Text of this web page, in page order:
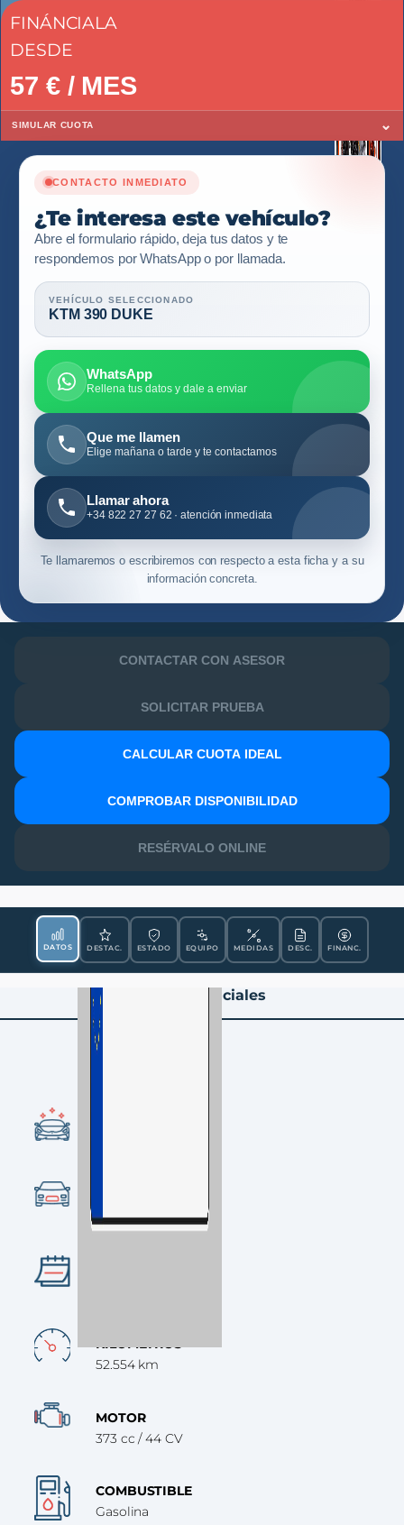
FINÁNCIALA
DESDE
57 € / MES
SIMULAR CUOTA ⌄
CONTACTO INMEDIATO
¿Te interesa este vehículo?
Abre el formulario rápido, deja tus datos y te
respondemos por WhatsApp o por llamada.
VEHÍCULO SELECCIONADO
KTM 390 DUKE
WhatsApp
Rellena tus datos y dale a enviar
Que me llamen
Elige mañana o tarde y te contactamos
Llamar ahora
+34 822 27 27 62 · atención inmediata
Te llamaremos o escribiremos con respecto a esta ficha y a su
información concreta.
CONTACTAR CON ASESOR
SOLICITAR PRUEBA
CALCULAR CUOTA IDEAL
COMPROBAR DISPONIBILIDAD
RESÉRVALO ONLINE
DATOS DESTAC. ESTADO EQUIPO MEDIDAS DESC. FINANC.
Datos Esenciales
Naked
KILÓMETROS
52.554 km
MOTOR
373 cc / 44 CV
COMBUSTIBLE
Gasolina